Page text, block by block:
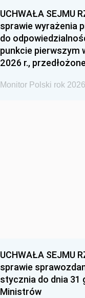
UCHWAŁA SEJMU
sprawie wyrażenia
do
punkcie pierwszym
2026 r.,
Monitor Polski rok
UCHWAŁA SEJMU
sprawie
stycznia do dnia 31
Ministrów